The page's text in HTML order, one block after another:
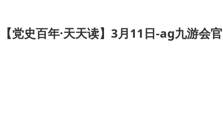
【党史百年·天天读】3月11日-ag九游会